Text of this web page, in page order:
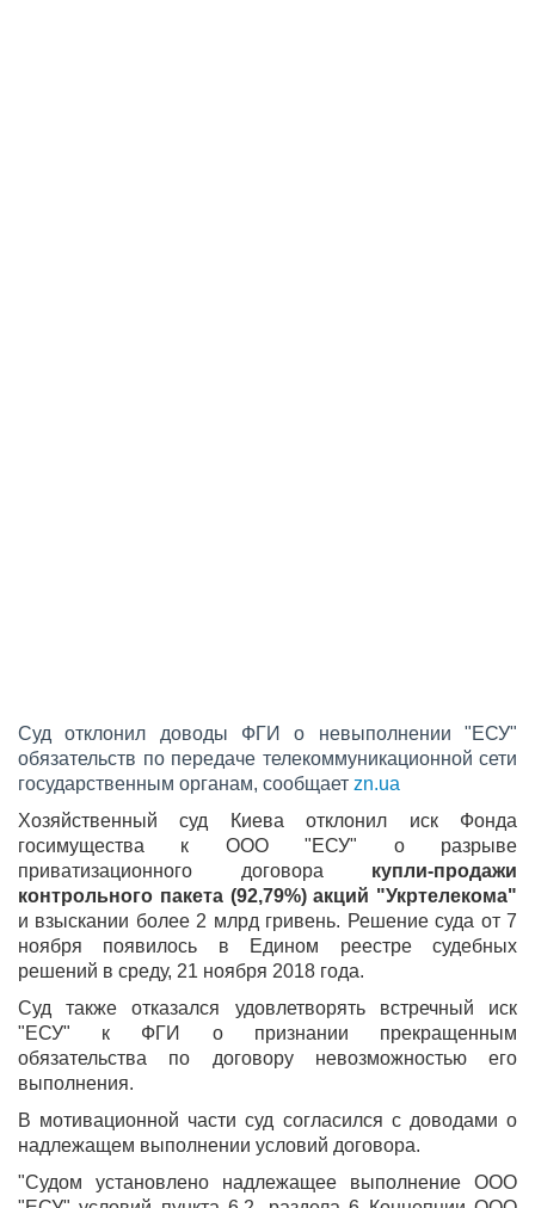
Суд отклонил доводы ФГИ о невыполнении "ЕСУ"
обязательств по передаче телекоммуникационной сети
государственным органам, сообщает zn.ua
Хозяйственный суд Киева отклонил иск Фонда
госимущества к ООО "ЕСУ" о разрыве
приватизационного договора купли-продажи
контрольного пакета (92,79%) акций "Укртелекома"
и взыскании более 2 млрд гривень. Решение суда от 7
ноября появилось в Едином реестре судебных
решений в среду, 21 ноября 2018 года.
Суд также отказался удовлетворять встречный иск
"ЕСУ" к ФГИ о признании прекращенным
обязательства по договору невозможностью его
выполнения.
В мотивационной части суд согласился с доводами о
надлежащем выполнении условий договора.
"Судом установлено надлежащее выполнение ООО